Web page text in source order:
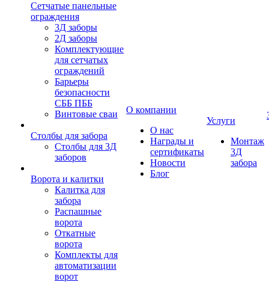
Сетчатые панельные
ограждения
3Д заборы
2Д заборы
Комплектующие
для сетчатых
ограждений
Барьеры
безопасности
СББ ПББ
Винтовые сваи
Столбы для забора
Столбы для 3Д
заборов
Ворота и калитки
Калитка для
забора
Распашные
ворота
Откатные
ворота
Комплекты для
автоматизации
ворот
О компании
О нас
Награды и
сертификаты
Новости
Блог
Услуги
Монтаж
3Д
забора